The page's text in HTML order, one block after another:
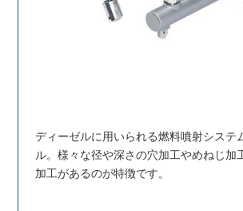
ディーゼルに用いられる燃料噴射システ
ル。様々な径や深さの穴加工やめねじ加
加工があるのが特徴です。